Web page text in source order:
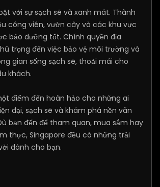
với sự sạch sẽ và xanh mát. Thành
công viên, vườn cây và các khu vực
bảo dưỡng tốt. Chính quyền địa
trọng đến việc bảo vệ môi trường và
gian sống sạch sẽ, thoải mái cho
khách.
điểm đến hoàn hảo cho những ai
đại, sạch sẽ và khám phá nền văn
bạn đến để tham quan, mua sắm hay
thực, Singapore đều có những trải
dành cho bạn.